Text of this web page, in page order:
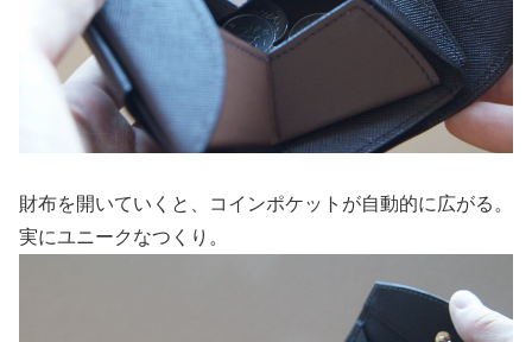
財布を開いていくと、コインポケットが自動的に広がる。
実にユニークなつくり。